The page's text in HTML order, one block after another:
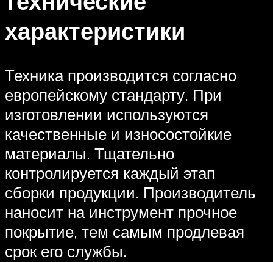
характеристики
Техника производится согласно
европейскому стандарту. При
изготовлении используются
качественные и износостойкие
материалы. Тщательно
контролируется каждый этап
сборки продукции. Производитель
наносит на инструмент прочное
покрытие, тем самым продлевая
срок его службы.